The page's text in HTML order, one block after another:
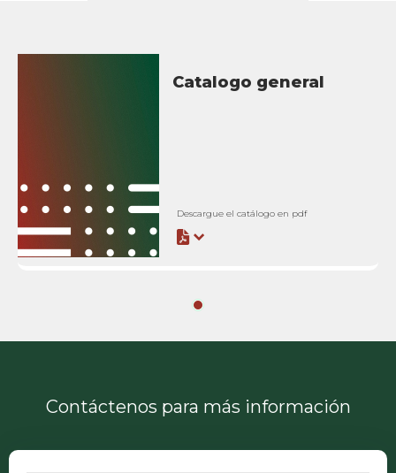
Catalogo general
Descargue el catálogo en pdf
Contáctenos para más información